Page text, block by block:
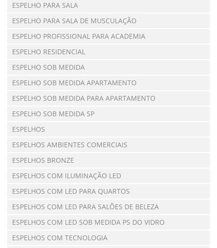
ESPELHO PARA SALA
ESPELHO PARA SALA DE MUSCULAÇÃO
ESPELHO PROFISSIONAL PARA ACADEMIA
ESPELHO RESIDENCIAL
ESPELHO SOB MEDIDA
ESPELHO SOB MEDIDA APARTAMENTO
ESPELHO SOB MEDIDA PARA APARTAMENTO
ESPELHO SOB MEDIDA SP
ESPELHOS
ESPELHOS AMBIENTES COMERCIAIS
ESPELHOS BRONZE
ESPELHOS COM ILUMINAÇÃO LED
ESPELHOS COM LED PARA QUARTOS
ESPELHOS COM LED PARA SALÕES DE BELEZA
ESPELHOS COM LED SOB MEDIDA PS DO VIDRO
ESPELHOS COM TECNOLOGIA